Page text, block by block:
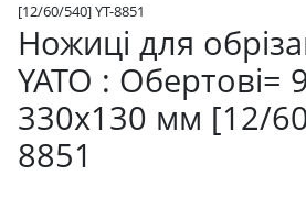
[12/60/540] YT-8851
Ножиці для
YATO : Обертові=
330x130 мм [12/
8851